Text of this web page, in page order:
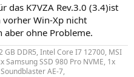
das K7VZA Rev.3.0 (3.4)ist
Win-Xp nicht
aber ohne Probleme.
GB DDR5, Intel Core I7 12700, MSI
Samsung SSD 980 Pro NVME, 1x
AE-7,